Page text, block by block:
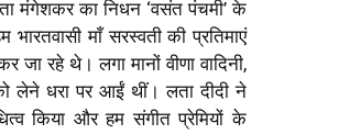
मंगेशकर का निधन ‘वसंत पंचमी’ के
माँ सरस्वती की प्रतिमाएं
जा रहे थे। लगा मानों वीणा वादिनी,
लेने धरा पर आईं थीं। लता दीदी ने
किया और हम संगीत प्रेमियों के